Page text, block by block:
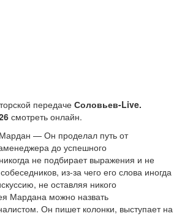
передаче Соловьев-Live.
смотреть онлайн.
— Он проделал путь от
до успешного
не подбирает выражения и не
из-за чего его слова иногда
не оставляя никого
Мардана можно назвать
Он пишет колонки, выступает на